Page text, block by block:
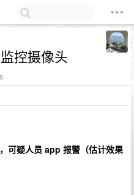
控摄像头
可疑人员 app 报警（估计效果